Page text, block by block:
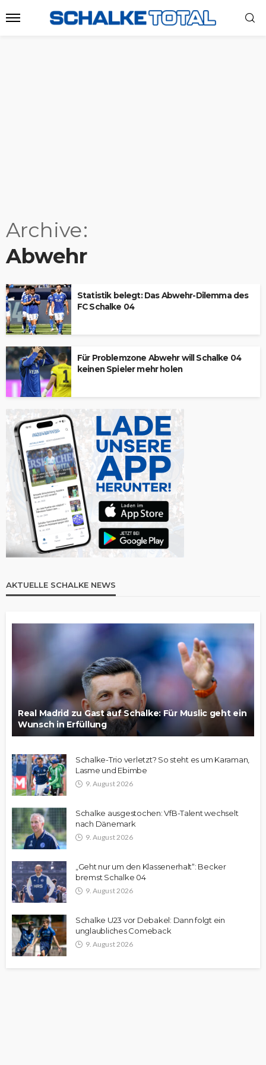
Archive
Abwehr
Statistik belegt: Das Abwehr-Dilemma des
FC Schalke 04
Für Problemzone Abwehr will Schalke 04
keinen Spieler mehr holen
AKTUELLE SCHALKE NEWS
Real Madrid zu Gast auf Schalke: Für Muslic geht ein
Wunsch in Erfüllung
Schalke-Trio verletzt? So steht es um Karaman,
Lasme und Ebimbe
9. August 2026
Schalke ausgestochen: VfB-Talent wechselt
nach Dänemark
9. August 2026
„Geht nur um den Klassenerhalt“: Becker
bremst Schalke 04
9. August 2026
Schalke U23 vor Debakel: Dann folgt ein
unglaubliches Comeback
9. August 2026